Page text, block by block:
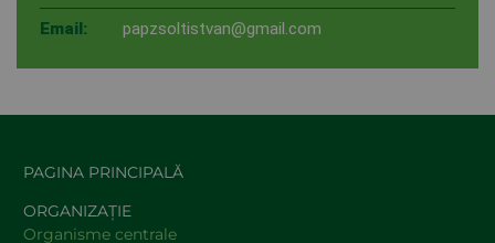
Email: papzsoltistvan@gmail.com
PAGINA PRINCIPALĂ
ORGANIZAȚIE
Organisme centrale